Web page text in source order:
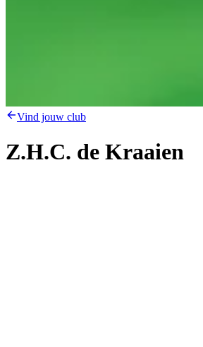
Vind jouw club
Z.H.C. de Kraaien